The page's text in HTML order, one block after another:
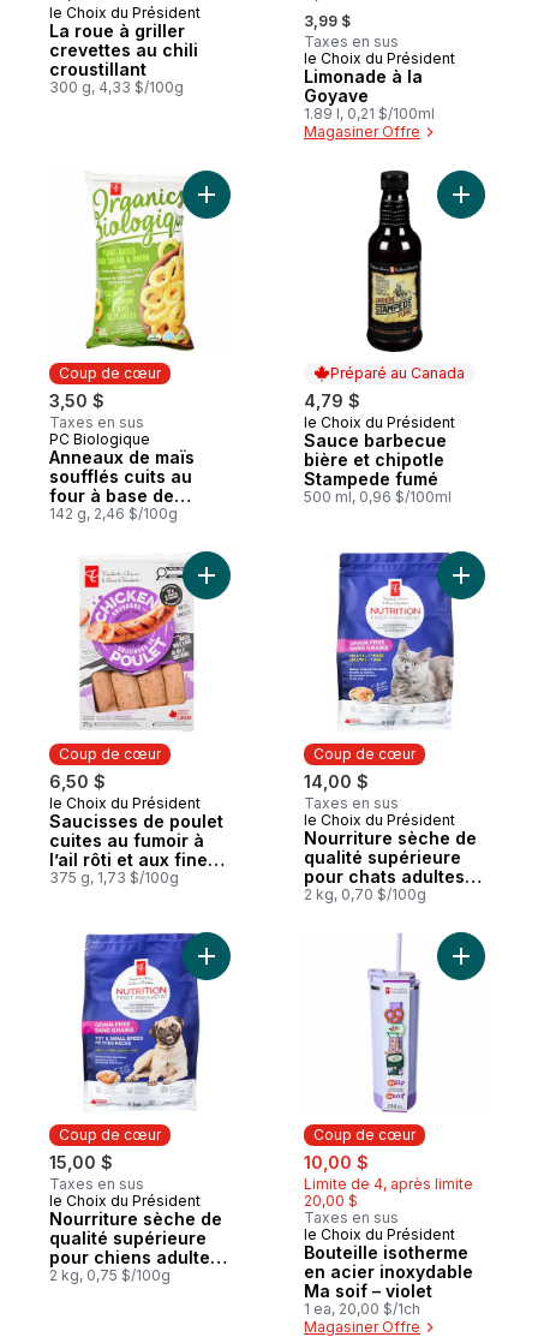
Coup de cœur
le Choix du Président
La roue à griller
crevettes au chili
croustillant
300 g, 4,33 $/100g
, formerly:
3,99 $
Taxes en sus
Coup de cœur
le Choix du Président
Limonade à la
Goyave
1.89 l, 0,21 $/100ml
Magasiner Offre
Coup de cœur
3,50 $
Taxes en sus
Coup de cœur
PC Biologique
Anneaux de maïs
soufflés cuits au
four à base de
plantes, saveur
142 g, 2,46 $/100g
Ajouter Anneaux de maïs soufflés cuits
Préparé au Canada
4,79 $
Préparé au Canada
le Choix du Président
Sauce barbecue
bière et chipotle
Stampede fumé
500 ml, 0,96 $/100ml
Ajouter
Coup de cœur
6,50 $
Coup de cœur
le Choix du Président
Saucisses de poulet
cuites au fumoir à
l’ail rôti et aux fines
herbes
375 g, 1,73 $/100g
Ajouter Saucisses de poulet cuites au
Coup de cœur
14,00 $
Taxes en sus
Coup de cœur
le Choix du Président
Nourriture sèche de
qualité supérieure
pour chats adultes
Nutrition première
au saumon, aux
pommes de terre et
aux pois
2 kg, 0,70 $/100g
Ajouter
Coup de cœur
15,00 $
Taxes en sus
Coup de cœur
le Choix du Président
Nourriture sèche de
qualité supérieure
pour chiens adultes
Nutrition première
2 kg, 0,75 $/100g
Ajouter Nourriture sèche de qualité
Coup de cœur
sale:
10,00 $
Limite de 4, après limite
20,00 $
Taxes en sus
Coup de cœur
le Choix du Président
Bouteille isotherme
en acier inoxydable
Ma soif – violet
1 ea, 20,00 $/1ch
Magasiner Offre
Ajouter